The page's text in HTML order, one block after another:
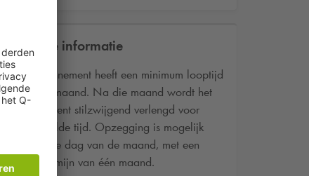
Praktische informatie
Het abonnement heeft een minimum looptijd
van één maand. Na die maand wordt het
abonnement stilzwijgend verlengd voor
onbepaalde tijd. Opzegging is mogelijk
tegen elke dag van de maand, met een
opzegtermijn van één maand.